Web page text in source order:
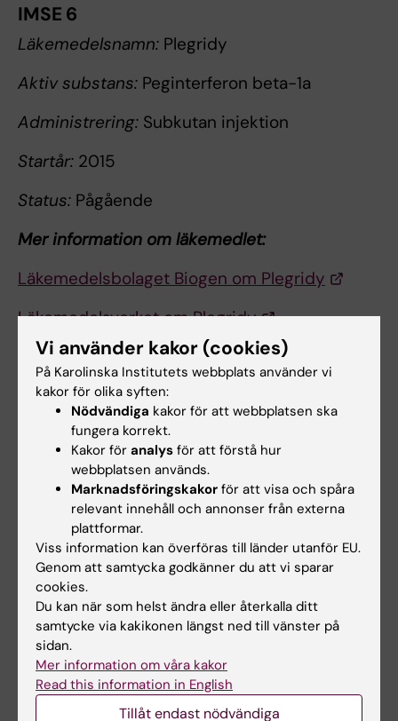
IMSE 6
Läkemedelsnamn: Plegridy
Aktiv substans: Peginterferon beta-1a
Administrering: Subkutan injektion
Startår: 2015
Status: Pågående
Mer information om läkemedlet:
Läkemedelsbolaget Biogen om Plegridy
Läkemedelsverket om Plegridy
Svenska MS-sällskapet om Plegridy
IMSE 7
Läkemedelsnamn:Mabthera
Aktiv substans:Rituximab
Administrering:
Startår:2016
Status:Pågående
Mer information om läkemedlet:
Läkemedelsbolaget Roche om Mabthera
Vi använder kakor (cookies)
På Karolinska Institutets webbplats använder vi
kakor för olika syften:
Nödvändiga kakor för att webbplatsen ska
fungera korrekt.
Kakor för analys för att förstå hur
webbplatsen används.
Marknadsföringskakor för att visa och spåra
relevant innehåll och annonser från externa
plattformar.
Viss information kan överföras till länder utanför EU.
Genom att samtycka godkänner du att vi sparar
cookies.
Du kan när som helst ändra eller återkalla ditt
samtycke via kakikonen längst ned till vänster på
sidan.
Mer information om våra kakor
Read this information in English
Tillåt endast nödvändiga